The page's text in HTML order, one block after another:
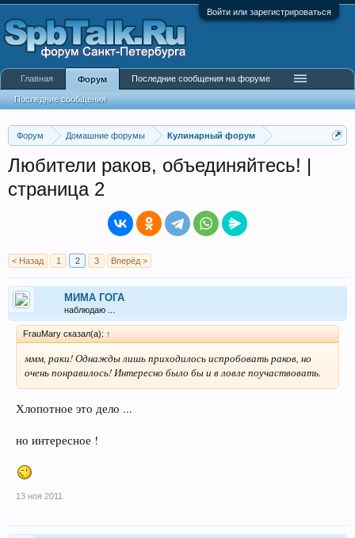
Войти или зарегистрироваться
Форум Домашние форумы Кулинарный форум
Любители раков, объединяйтесь! |
страница 2
< Назад 1 2 3 Вперёд >
МИМА ГОГА
наблюдаю ...
FrauMary сказал(а): ↑
ммм, раки! Однажды лишь приходилось испробовать раков, но
очень понравилось! Интересно было бы и в ловле поучаствовать.
Хлопотное это дело ...
но интересное !
13 ноя 2011
Главная Форум
Последние сообщения
Последние сообщения на форуме